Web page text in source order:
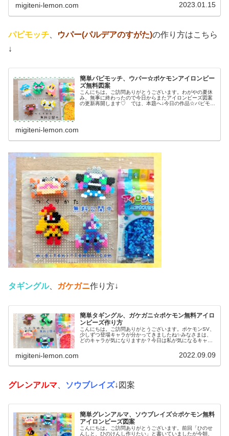
migiteni-lemon.com 2023.01.15
パピモッチ ウパー(パルデアのすがた)の作り方はこちら
↓
簡単パピモッチ、ウパー☆ポケモンアイロンビー
ズ無料図案
こんにちは。ご訪問ありがとうございます。わがやの夏休
み、無事に終わったので今日からまたアイロンビーズ図案
の更新再開します♡ では、本題へ↓今日の作品☆パピモッ
migiteni-lemon.com
タギングル、 ガケガニ作り方↓
簡単タギングル、ガケガニ☆ポケモン無料アイロ
ンビーズ作り方
こんにちは。ご訪問ありがとうございます。ポケモンSV、
少しずつ登場キャラが分かってきましたね✨みなさまは、
どのキャラが気になりますか？今日は私が気になるキャラ
migiteni-lemon.com 2022.09.09
グレンアルマ ソウブレイズ↓図案
簡単グレンアルマ、ソウブレイズ☆ポケモン無料
アイロンビーズ図案
こんにちは。ご訪問ありがとうございます。前回「ひのせ
んしと、ひのけんし作りたい」と書いていましたが今朝、